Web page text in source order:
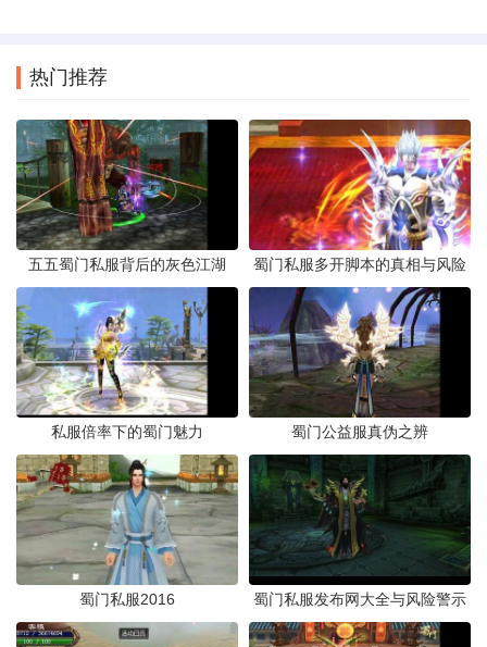
热门推荐
五五蜀门私服背后的灰色江湖 蜀门私服多开脚本的真相与风险
私服倍率下的蜀门魅力 蜀门公益服真伪之辨
蜀门私服2016 蜀门私服发布网大全与风险警示